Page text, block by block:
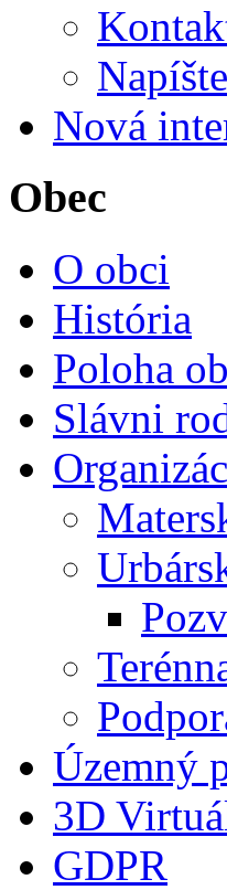
Nová
Obec
O obci
História
Poloha
Slávni
Územný
3D
GDPR